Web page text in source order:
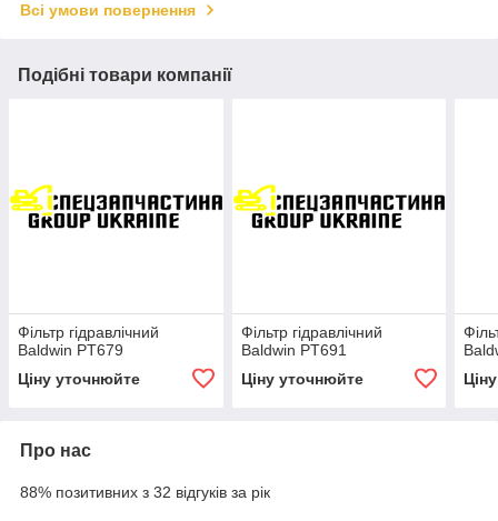
Всі умови повернення
Подібні товари компанії
Фільтр гідравлічний
Baldwin PT679
Ціну уточнюйте
Фільтр гідравлічний
Baldwin PT691
Ціну уточнюйте
Про нас
88% позитивних з 32 відгуків за рік